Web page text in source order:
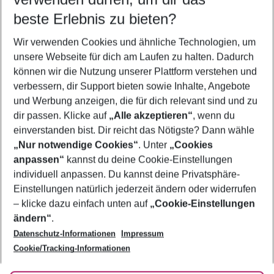
5-8 Nächte
2 Erwachsene Keine Kinder
Mehr Filter anzeigen
Footer
Footer navigation
Über uns
AGB
Bestpreisgarantie
Cookie-Einstellungen ändern
Cookie-Richtlinie
Agenturbetreuung
Barrierefreies Reisen
Folge uns
beste Erlebnis zu bieten?
Wir verwenden Cookies und ähnliche Technologien, um
unsere Webseite für dich am Laufen zu halten. Dadurch
können wir die Nutzung unserer Plattform verstehen und
verbessern, dir Support bieten sowie Inhalte, Angebote
und Werbung anzeigen, die für dich relevant sind und zu
dir passen. Klicke auf „Alle akzeptieren“, wenn du
einverstanden bist. Dir reicht das Nötigste? Dann wähle
„Nur notwendige Cookies“. Unter „Cookies
anpassen“ kannst du deine Cookie-Einstellungen
individuell anpassen. Du kannst deine Privatsphäre-
Einstellungen natürlich jederzeit ändern oder widerrufen
– klicke dazu einfach unten auf „Cookie-Einstellungen
ändern“.
Datenschutz-Informationen
Impressum
Cookie/Tracking-Informationen